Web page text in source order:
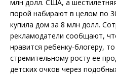
млн долл. США, а
порой набирают в целом по
купила дом за 8 млн долл.
рекламодатели сообщают,
нравится ребенку-блогеру,
стремительному росту ее
детских очков через